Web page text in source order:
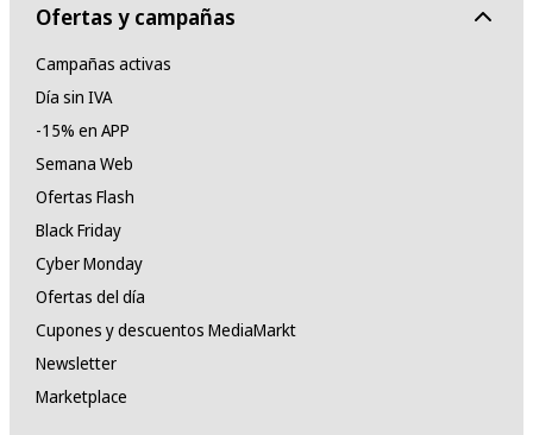
Ofertas y campañas
Campañas activas
Día sin IVA
-15% en APP
Semana Web
Ofertas Flash
Black Friday
Cyber Monday
Ofertas del día
Cupones y descuentos MediaMarkt
Newsletter
Marketplace